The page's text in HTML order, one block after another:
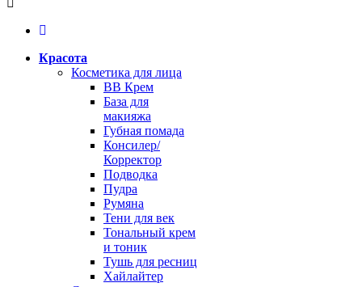
Красота
Косметика для лица
BB Крем
База для
макияжа
Губная помада
Консилер/
Корректор
Подводка
Пудра
Румяна
Тени для век
Тональный крем
и тоник
Тушь для ресниц
Хайлайтер